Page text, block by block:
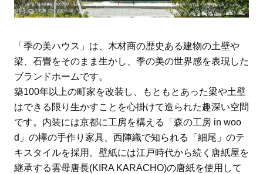
「季の美ハウス」は、木材商の歴史ある建物の土壁や
梁、石畳をそのまま生かし、季の美の世界感を表現した
ブランドホームです。
築100年以上の町家を改装し、もともとあった梁や土壁
はできる限り生かすことを心掛けて造られた趣深い空間
です。内装には京都に工房を構える「森の工房 in woo
d」の欅の手作り家具、西陣織で知られる「細尾」のテ
キスタイルを採用。壁紙には江戸時代から続く唐紙屋を
継承する雲母唐長(KIRA KARACHO)の唐紙を使用して